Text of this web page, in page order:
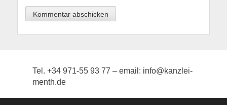
Tel. +34 971-55 93 77 – email: info@kanzlei-
menth.de